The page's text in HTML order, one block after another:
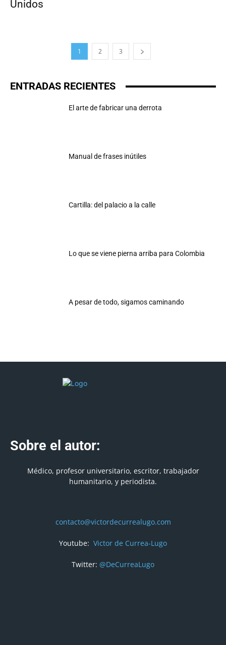
Unidos
1 2 3
ENTRADAS RECIENTES
El arte de fabricar una derrota
Manual de frases inútiles
Cartilla: del palacio a la calle
Lo que se viene pierna arriba para Colombia
A pesar de todo, sigamos caminando
Sobre el autor:
Médico, profesor universitario, escritor, trabajador
humanitario, y periodista.
contacto@victordecurrealugo.com
Youtube: Victor de Currea-Lugo
Twitter: @DeCurreaLugo